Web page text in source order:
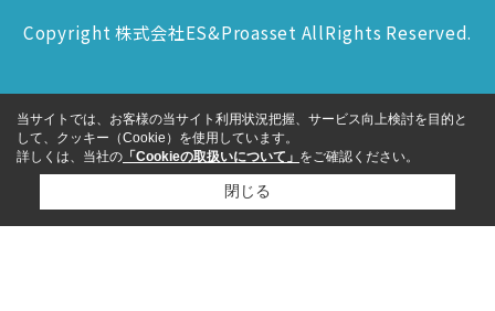
Copyright 株式会社ES&Proasset AllRights Reserved.
当サイトでは、お客様の当サイト利用状況把握、サービス向上検討を目的と
して、クッキー（Cookie）を使用しています。
詳しくは、当社の 「Cookieの取扱いについて」 をご確認ください。
閉じる